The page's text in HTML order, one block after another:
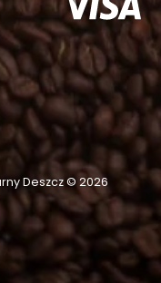
Deszcz © 2026